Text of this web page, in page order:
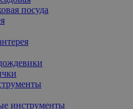
посуда
инструменты